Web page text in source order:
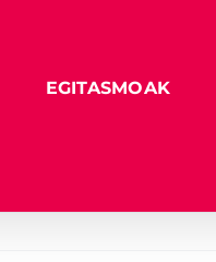
EGITASMOAK